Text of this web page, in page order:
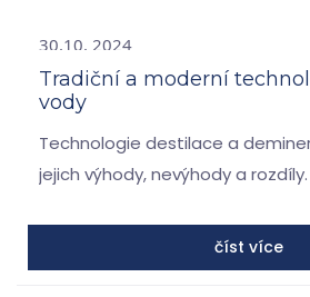
30.10. 2024
Tradiční a moderní
vody
Technologie destilace a
jejich výhody, nevýhody a rozdíly.
číst více